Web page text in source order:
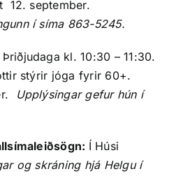
12. september.
í síma 863-5245.
Þriðjudaga kl. 10:30 – 11:30.
stýrir jóga fyrir 60+.
Upplýsingar gefur hún í
Í Húsi
og skráning hjá Helgu í